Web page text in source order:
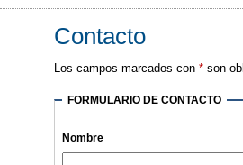
Contacto
Los campos marcados con * son
FORMULARIO DE CONTACTO
Nombre